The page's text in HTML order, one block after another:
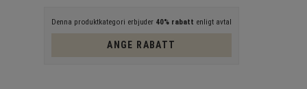
Denna produktkategori erbjuder 40% rabatt enligt avtal
ANGE RABATT